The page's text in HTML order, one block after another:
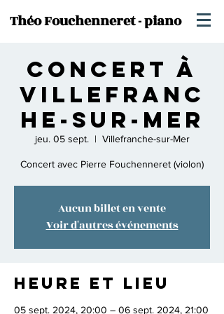
Théo Fouchenneret - piano
Concert à
Villefranc
he-sur-mer
jeu. 05 sept.
  |
Villefranche-sur-Mer
Concert avec Pierre Fouchenneret (violon)
Aucun billet en vente
Voir d'autres événements
Heure et lieu
05 sept. 2024, 20:00 – 06 sept. 2024, 21:00